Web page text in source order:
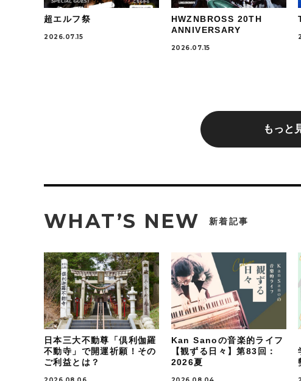
超エルフ祭
2026.07.15
HWZNBROSS 20TH
ANNIVERSARY
2026.07.15
もっと
WHAT’S NEW 新着記事
日本三大不動尊「倶利伽羅
不動寺」で開運祈願！その
ご利益とは？
Kan Sanoの音楽的ライフ
【観ずる日々】第83回：
2026夏